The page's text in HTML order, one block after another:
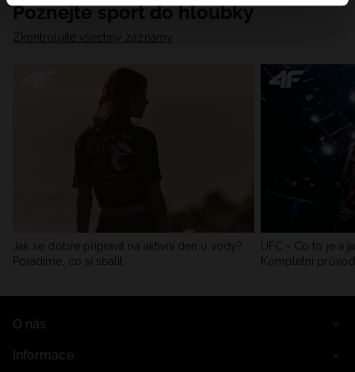
Poznejte sport do hloubky
Zkontrolujte všechny záznamy
Jak se dobře připravit na aktivní den u vody?
Poradíme, co si sbalit
UFC - Co to je a
Kompletní
O nás
Informace